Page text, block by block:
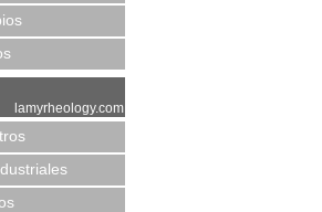
lamyrheology.com